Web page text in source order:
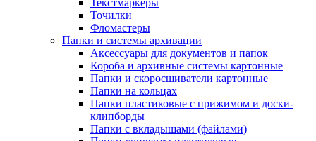
Текстмаркеры
Точилки
Фломастеры
Папки и системы архивации
Аксессуары для документов и папок
Короба и архивные системы картонные
Папки и скоросшиватели картонные
Папки на кольцах
Папки пластиковые с прижимом и доски-
клипборды
Папки с вкладышами (файлами)